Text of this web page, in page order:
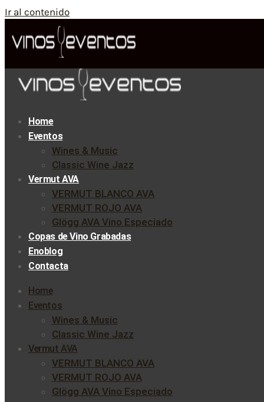
Ir al contenido
Home
Eventos
Wines & Music
Classic Wine Jazz
Vermut AVA
VERMUT BLANCO AVA
VERMUT ROJO AVA
Glögg AVA Vino Especiado
Copas de Vino Grabadas
Enoblog
Contacta
Home
Eventos
Wines & Music
Classic Wine Jazz
Vermut AVA
VERMUT BLANCO AVA
VERMUT ROJO AVA
Glögg AVA Vino Especiado